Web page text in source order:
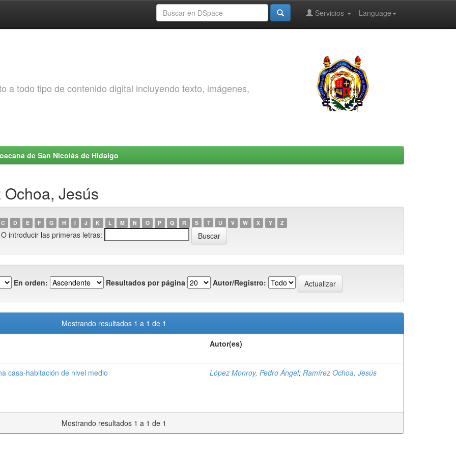
Language
Servicios
a todo tipo de contenido digital incluyendo texto, imágenes,
de San Nicolás de Hidalgo
Jesús
C D E F G H I J K L M N O P Q R S T U V W X Y Z
O introducir las primeras letras:
En orden: Resultados por página Autor/Registro:
Mostrando resultados 1 a 1 de 1
Autor(es)
casa-habitación de nivel medio López Monroy, Pedro Ángel; Ramírez Ochoa, Jesús
Mostrando resultados 1 a 1 de 1